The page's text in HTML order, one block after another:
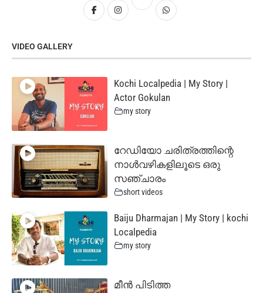
VIDEO GALLERY
Kochi Localpedia | My Story |
Actor Gokulan
my story
റേഡിയോ ചരിത്രത്തിന്റെ
നാൾവഴികളിലൂടെ ഒരു
സഞ്ചാരം
short videos
Baiju Dharmajan | My Story | kochi
Localpedia
my story
മീൻ പിടിത്ത